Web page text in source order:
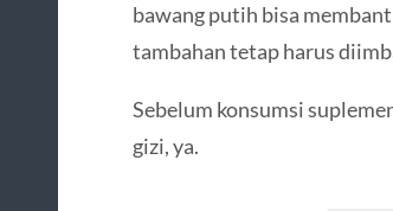
bawang putih bisa
tambahan tetap harus
Sebelum konsumsi
gizi, ya.